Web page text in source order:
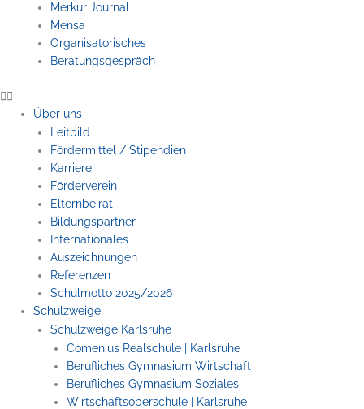
Merkur Journal
Mensa
Organisatorisches
Beratungsgespräch
Über uns
Leitbild
Fördermittel / Stipendien
Karriere
Förderverein
Elternbeirat
Bildungspartner
Internationales
Auszeichnungen
Referenzen
Schulmotto 2025/2026
Schulzweige
Schulzweige Karlsruhe
Comenius Realschule | Karlsruhe
Berufliches Gymnasium Wirtschaft
Berufliches Gymnasium Soziales
Wirtschaftsoberschule | Karlsruhe